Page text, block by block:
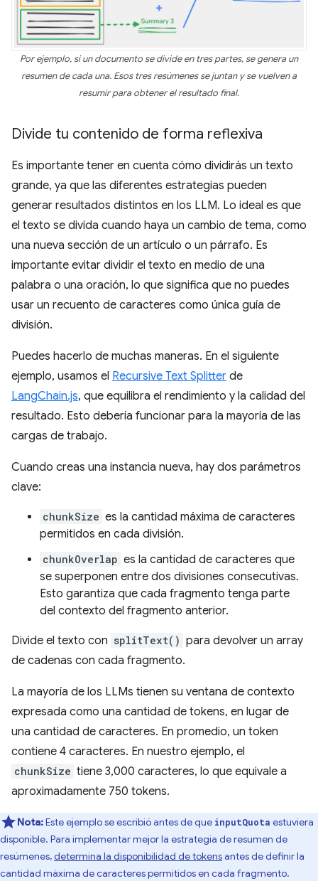
Por ejemplo, si un documento se divide en tres partes, se genera un
resumen de cada una. Esos tres resúmenes se juntan y se vuelven a
resumir para obtener el resultado final.
Divide tu contenido de forma reflexiva
Es importante tener en cuenta cómo dividirás un texto
grande, ya que las diferentes estrategias pueden
generar resultados distintos en los LLM. Lo ideal es que
el texto se divida cuando haya un cambio de tema, como
una nueva sección de un artículo o un párrafo. Es
importante evitar dividir el texto en medio de una
palabra o una oración, lo que significa que no puedes
usar un recuento de caracteres como única guía de
división.
Puedes hacerlo de muchas maneras. En el siguiente
ejemplo, usamos el Recursive Text Splitter de
LangChain.js, que equilibra el rendimiento y la calidad del
resultado. Esto debería funcionar para la mayoría de las
cargas de trabajo.
Cuando creas una instancia nueva, hay dos parámetros
clave:
chunkSize es la cantidad máxima de caracteres
permitidos en cada división.
chunkOverlap es la cantidad de caracteres que
se superponen entre dos divisiones consecutivas.
Esto garantiza que cada fragmento tenga parte
del contexto del fragmento anterior.
Divide el texto con splitText() para devolver un array
de cadenas con cada fragmento.
La mayoría de los LLMs tienen su ventana de contexto
expresada como una cantidad de tokens, en lugar de
una cantidad de caracteres. En promedio, un token
contiene 4 caracteres. En nuestro ejemplo, el
chunkSize tiene 3,000 caracteres, lo que equivale a
aproximadamente 750 tokens.
Nota:Este ejemplo se escribió antes de que inputQuota estuviera
disponible. Para implementar mejor la estrategia de resumen de
resúmenes,determina la disponibilidad de tokensantes de definir la
cantidad máxima de caracteres permitidos en cada fragmento.